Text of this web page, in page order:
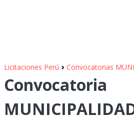
Licitaciones Perú › Convocatorias
Convocatoria